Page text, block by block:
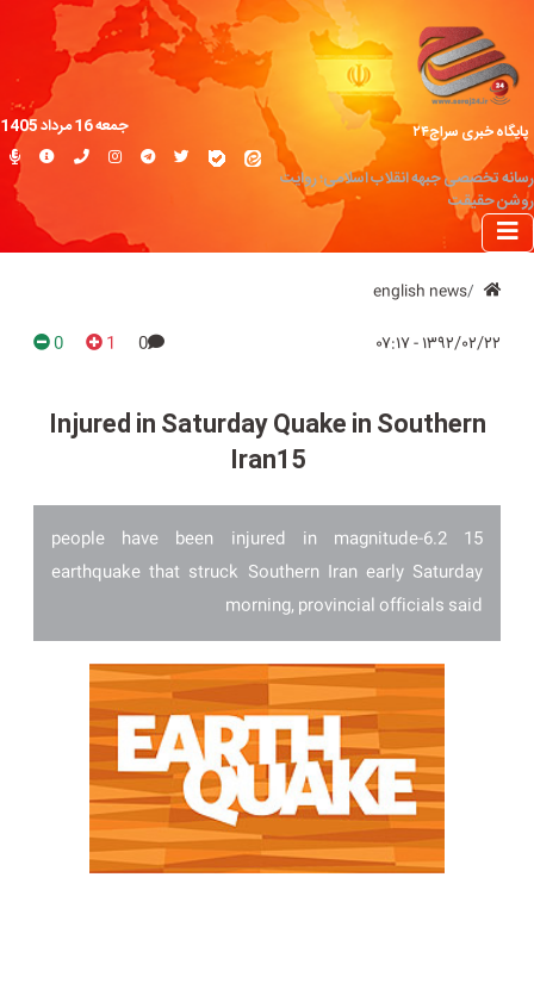
پایگاه خبری سراج۲۴
رسانه تخصصی جبهه انقلاب اسلامی؛ روایت
روشن حقیقت
جمعه 16 مرداد 1405
english news
۱۳۹۲/۰۲/۲۲ - ۰۷:۱۷ 0
1
0
Injured in Saturday Quake in Southern
Iran15
15 people have been injured in magnitude-6.2
earthquake that struck Southern Iran early Saturday
morning, provincial officials said